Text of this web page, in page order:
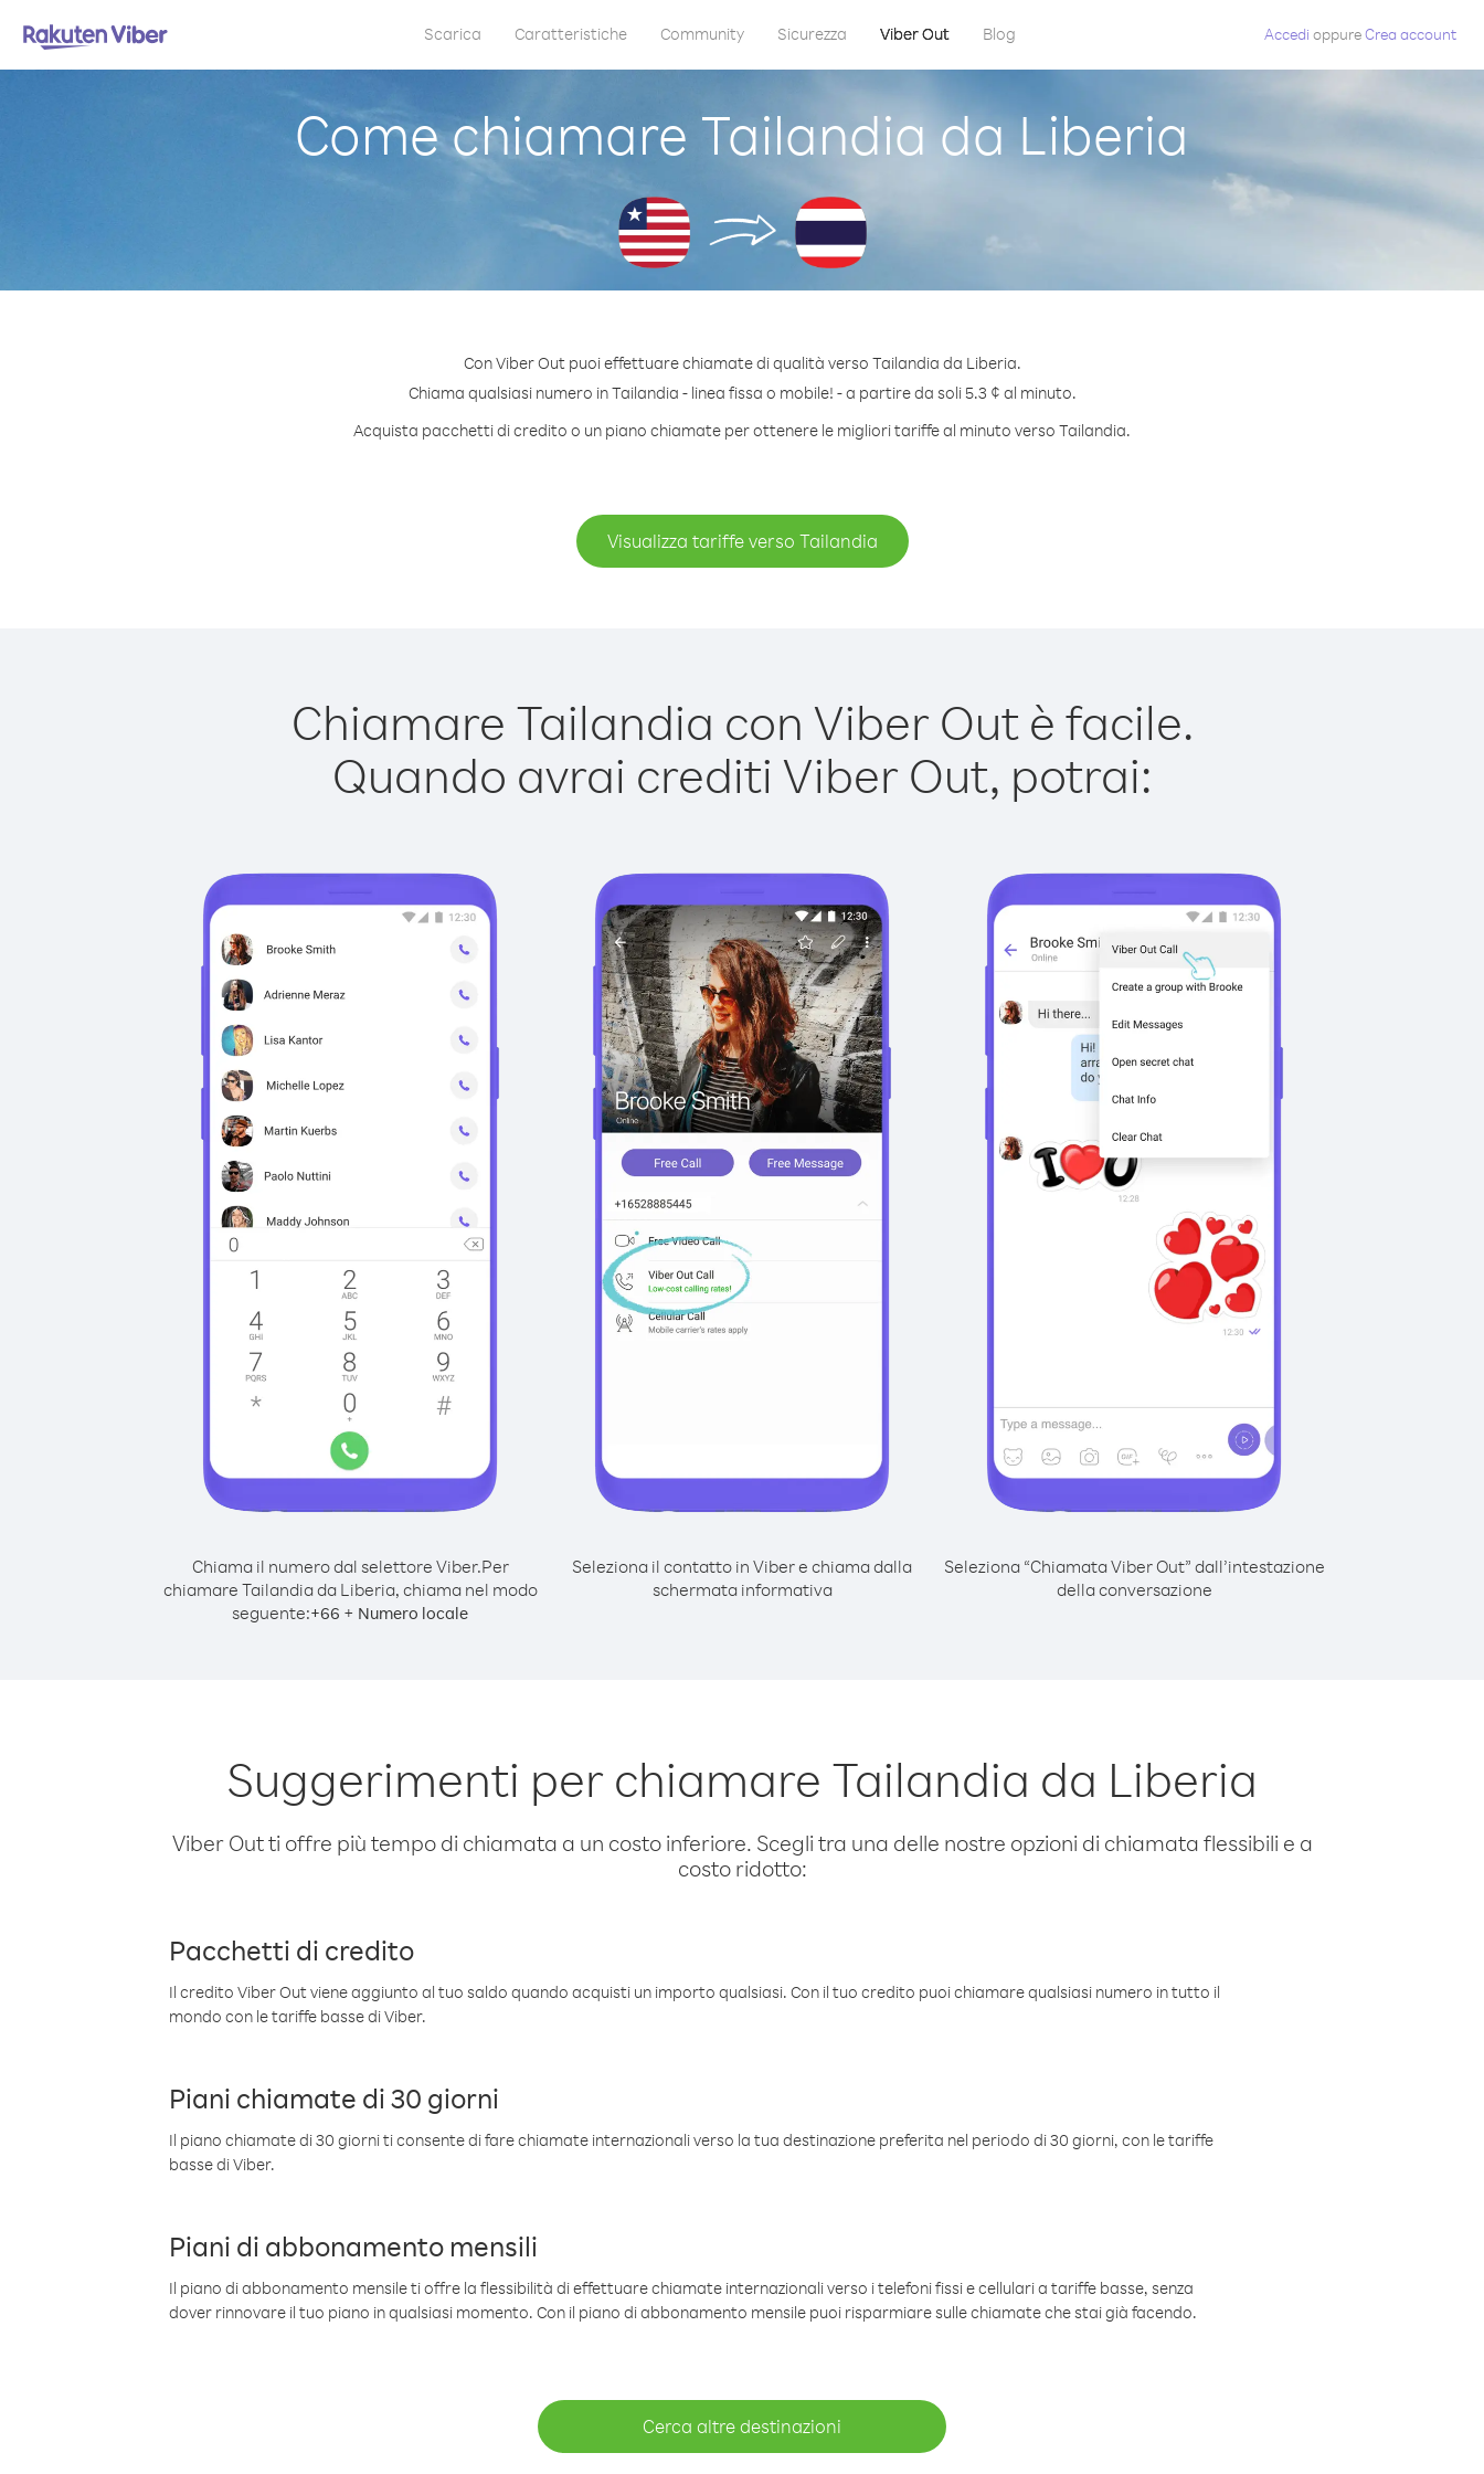
Scarica Caratteristiche Community Sicurezza Viber Out Blog Accedi oppureCrea account
Come chiamare Tailandia da Liberia
Con Viber Out puoi effettuare chiamate di qualità verso Tailandia da Liberia.
Chiama qualsiasi numero in Tailandia - linea fissa o mobile! - a partire da soli 5.3 ¢ al minuto.
Acquista pacchetti di credito o un piano chiamate per ottenere le migliori tariffe al minuto verso Tailandia.
Visualizza tariffe verso Tailandia
Chiamare Tailandia con Viber Out è facile.
Quando avrai crediti Viber Out, potrai:
Chiama il numero dal selettore Viber.Per
chiamare Tailandia da Liberia, chiama nel modo
seguente:+66 + Numero locale
Seleziona il contatto in Viber e chiama dalla
schermata informativa
Seleziona “Chiamata Viber Out” dall’intestazione
della conversazione
Suggerimenti per chiamare Tailandia da Liberia
Viber Out ti offre più tempo di chiamata a un costo inferiore. Scegli tra una delle nostre opzioni di chiamata flessibili e a
costo ridotto:
Pacchetti di credito
Il credito Viber Out viene aggiunto al tuo saldo quando acquisti un importo qualsiasi. Con il tuo credito puoi chiamare qualsiasi numero in tutto il
mondo con le tariffe basse di Viber.
Piani chiamate di 30 giorni
Il piano chiamate di 30 giorni ti consente di fare chiamate internazionali verso la tua destinazione preferita nel periodo di 30 giorni, con le tariffe
basse di Viber.
Piani di abbonamento mensili
Il piano di abbonamento mensile ti offre la flessibilità di effettuare chiamate internazionali verso i telefoni fissi e cellulari a tariffe basse, senza
dover rinnovare il tuo piano in qualsiasi momento. Con il piano di abbonamento mensile puoi risparmiare sulle chiamate che stai già facendo.
Cerca altre destinazioni